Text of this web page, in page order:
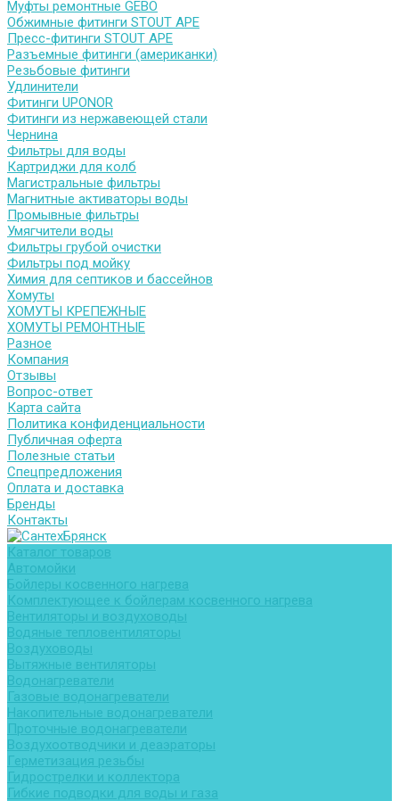
Муфты ремонтные GEBO
Обжимные фитинги STOUT APE
Пресс-фитинги STOUT APE
Разъемные фитинги (американки)
Резьбовые фитинги
Удлинители
Фитинги UPONOR
Фитинги из нержавеющей стали
Чернина
Фильтры для воды
Картриджи для колб
Магистральные фильтры
Магнитные активаторы воды
Промывные фильтры
Умягчители воды
Фильтры грубой очистки
Фильтры под мойку
Химия для септиков и бассейнов
Хомуты
ХОМУТЫ КРЕПЕЖНЫЕ
ХОМУТЫ РЕМОНТНЫЕ
Разное
Компания
Отзывы
Вопрос-ответ
Карта сайта
Политика конфиденциальности
Публичная оферта
Полезные статьи
Спецпредложения
Оплата и доставка
Бренды
Контакты
Каталог товаров
Автомойки
Бойлеры косвенного нагрева
Комплектующее к бойлерам косвенного нагрева
Вентиляторы и воздуховоды
Водяные тепловентиляторы
Воздуховоды
Вытяжные вентиляторы
Водонагреватели
Газовые водонагреватели
Накопительные водонагреватели
Проточные водонагреватели
Воздухоотводчики и деаэраторы
Герметизация резьбы
Гидрострелки и коллектора
Гибкие подводки для воды и газа